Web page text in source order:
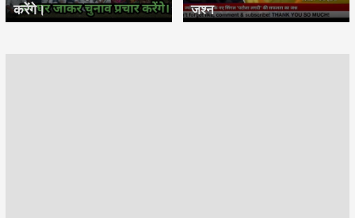
करेंगे।
जश्न